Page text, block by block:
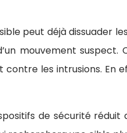
peut déjà dissuader
mouvement
les intrusions. En
de sécurité